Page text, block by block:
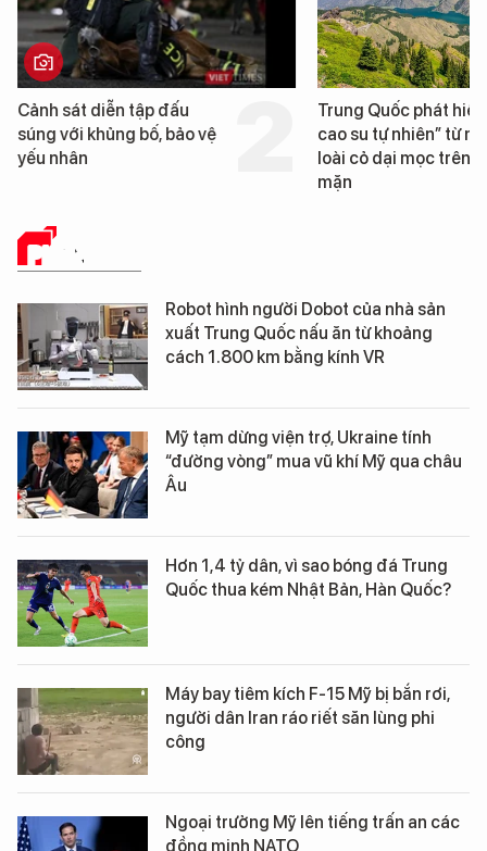
Trung Quốc phát hiện “mỏ
cao su tự nhiên” từ một
loài cỏ dại mọc trên đất
Loạt dự án bất động
Đà Nẵng sắp bị kiểm
PHÂN TÍCH
Robot hình người Dobot của nhà sản
xuất Trung Quốc nấu ăn từ khoảng
cách 1.800 km bằng kính VR
Mỹ tạm dừng viện trợ, Ukraine tính
“đường vòng” mua vũ khí Mỹ qua châu
Âu
Hơn 1,4 tỷ dân, vì sao bóng đá Trung
Quốc thua kém Nhật Bản, Hàn Quốc?
Máy bay tiêm kích F-15 Mỹ bị bắn rơi,
người dân Iran ráo riết săn lùng phi
công
Ngoại trưởng Mỹ lên tiếng trấn an các
đồng minh NATO